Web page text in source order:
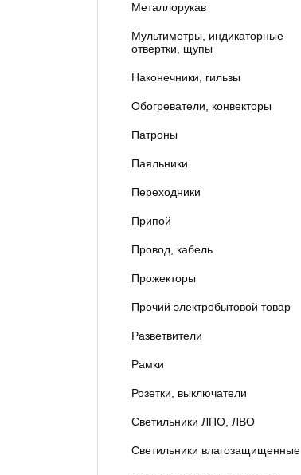
Металлорукав
Мультиметры, индикаторные
отвертки, щупы
Наконечники, гильзы
Обогреватели, конвекторы
Патроны
Паяльники
Переходники
Припой
Провод, кабель
Прожекторы
Прочий электробытовой товар
Разветвители
Рамки
Розетки, выключатели
Светильники ЛПО, ЛВО
Светильники влагозащищенные